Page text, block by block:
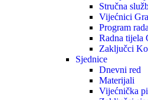
Stručna
Vijećnici
Program rada
Radna tijela
Zaključci
Sjednice
Dnevni red
Materijali
Vijećnička